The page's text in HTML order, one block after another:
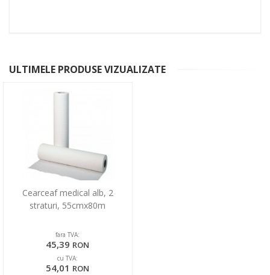
ULTIMELE PRODUSE VIZUALIZATE
Cearceaf medical alb, 2
straturi, 55cmx80m
fara TVA:
45,39 RON
cu TVA:
54,01 RON